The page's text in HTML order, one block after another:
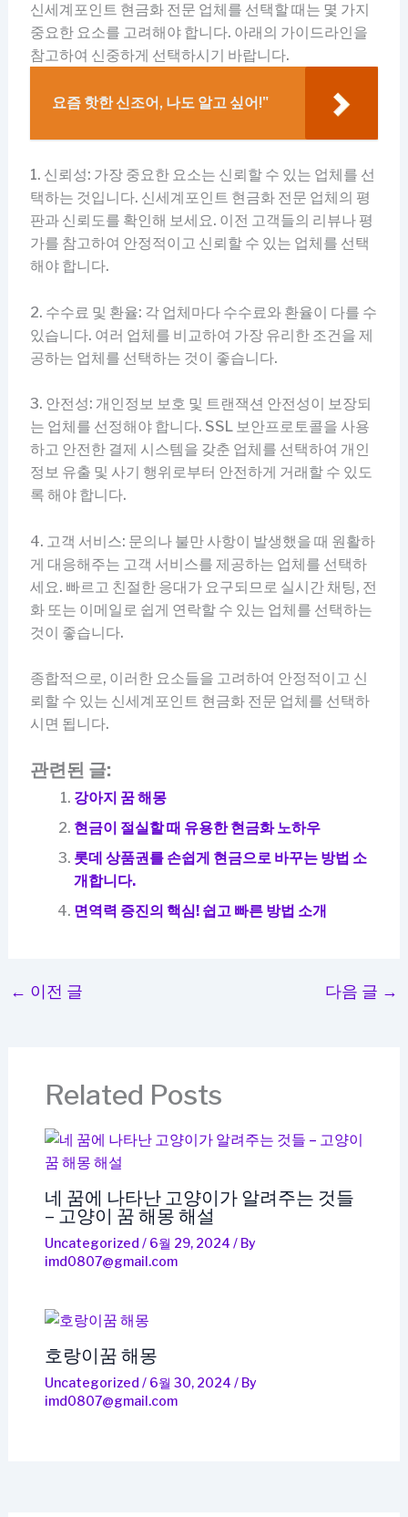
신세계포인트 현금화 전문 업체를 선택할 때는 몇 가지
중요한 요소를 고려해야 합니다. 아래의 가이드라인을
참고하여 신중하게 선택하시기 바랍니다.
요즘 핫한 신조어, 나도 알고 싶어!"
1. 신뢰성: 가장 중요한 요소는 신뢰할 수 있는 업체를 선
택하는 것입니다. 신세계포인트 현금화 전문 업체의 평
판과 신뢰도를 확인해 보세요. 이전 고객들의 리뷰나 평
가를 참고하여 안정적이고 신뢰할 수 있는 업체를 선택
해야 합니다.
2. 수수료 및 환율: 각 업체마다 수수료와 환율이 다를 수
있습니다. 여러 업체를 비교하여 가장 유리한 조건을 제
공하는 업체를 선택하는 것이 좋습니다.
3. 안전성: 개인정보 보호 및 트랜잭션 안전성이 보장되
는 업체를 선정해야 합니다. SSL 보안프로토콜을 사용
하고 안전한 결제 시스템을 갖춘 업체를 선택하여 개인
정보 유출 및 사기 행위로부터 안전하게 거래할 수 있도
록 해야 합니다.
4. 고객 서비스: 문의나 불만 사항이 발생했을 때 원활하
게 대응해주는 고객 서비스를 제공하는 업체를 선택하
세요. 빠르고 친절한 응대가 요구되므로 실시간 채팅, 전
화 또는 이메일로 쉽게 연락할 수 있는 업체를 선택하는
것이 좋습니다.
종합적으로, 이러한 요소들을 고려하여 안정적이고 신
뢰할 수 있는 신세계포인트 현금화 전문 업체를 선택하
시면 됩니다.
관련된 글:
강아지 꿈 해몽
현금이 절실할 때 유용한 현금화 노하우
롯데 상품권를 손쉽게 현금으로 바꾸는 방법 소
개합니다.
면역력 증진의 핵심! 쉽고 빠른 방법 소개
← 이전 글 다음 글 →
Related Posts
네 꿈에 나타난 고양이가 알려주는 것들
– 고양이 꿈 해몽 해설
Uncategorized / 6월 29, 2024 / By
imd0807@gmail.com
호랑이꿈 해몽
Uncategorized / 6월 30, 2024 / By
imd0807@gmail.com